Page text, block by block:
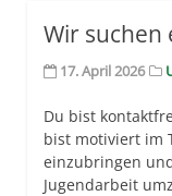
Wir suchen
17. April 2026
Du bist
bist motiviert im
einzubringen
Jugendarbeit